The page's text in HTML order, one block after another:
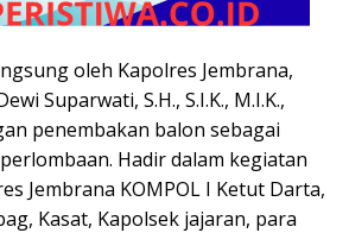
oleh Kapolres Jembrana,
Suparwati, S.H., S.I.K., M.I.K.,
penembakan balon sebagai
Hadir dalam kegiatan
Jembrana KOMPOL I Ketut Darta,
Kasat, Kapolsek jajaran, para